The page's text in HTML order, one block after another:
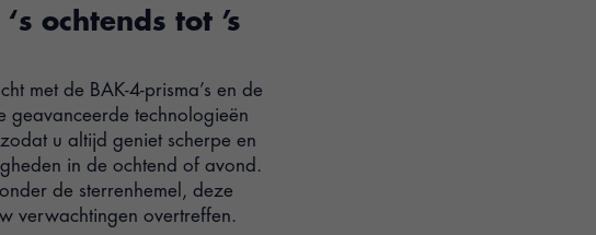
ochtends tot ’s
met de BAK-4-prisma’s en de
geavanceerde technologieën
u altijd geniet scherpe en
in de ochtend of avond.
de sterrenhemel, deze
verwachtingen overtreffen.